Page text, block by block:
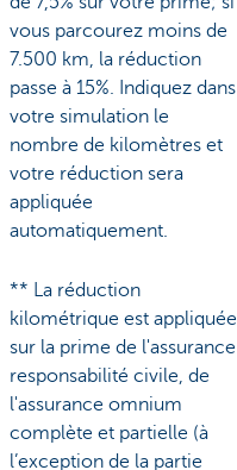
vous parcourez moins de
7.500 km, la réduction
passe à 15%. Indiquez dans
votre simulation le
nombre de kilomètres et
votre réduction sera
appliquée
automatiquement.
** La réduction
kilométrique est appliquée
sur la prime de l'assurance
responsabilité civile, de
l'assurance omnium
complète et partielle (à
l’exception de la partie